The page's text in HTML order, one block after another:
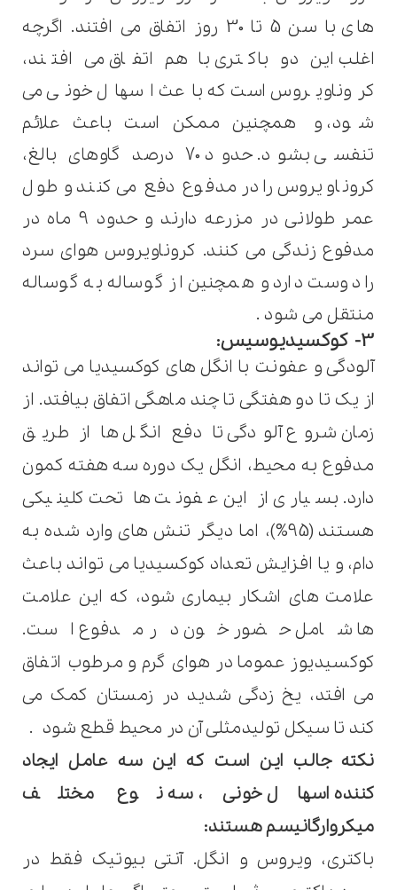
های با سن 5 تا 30 روز اتفاق می افتند. اگرچه
اغلب این دو باکتری با هم اتفاق می افتند،
کروناویروس است که باعث اسهال خونی می
شود، و
همچنین ممکن است باعث علائم
تنفسی بشود. حدود 70 درصد گاوهای بالغ،
کروناویروس را در مدفوع دفع می کنند و طول
عمر طولانی در مزرعه دارند و حدود 9 ماه در
مدفوع زندگی می کنند. کروناویروس هوای سرد
را دوست دارد و همچنین از گوساله به گوساله
منتقل می شود .
3- کوکسیدیوسیس :
آلودگی و عفونت با انگل های کوکسیدیا می تواند
از یک تا دو هفتگی تا چند ماهگی اتفاق بیافتد. از
زمان شروع آلودگی تا دفع انگل ها از طریق
مدفوع به محیط، انگل یک دوره سه هفته کمون
دارد. بسیاری از این عفونت ها تحت کلینیکی
هستند (95%)، اما دیگر تنش های وارد شده به
دام، و یا افزایش تعداد کوکسیدیا می تواند باعث
علامت های اشکار بیماری شود، که این علامت
ها شامل حضور خون در مدفوع است.
کوکسیدیوز عموما در هوای گرم و مرطوب اتفاق
می افتد، یخ زدگی شدید در زمستان کمک می
کند تا سیکل تولیدمثلی آن در محیط قطع شود .
نکته جالب این است که این سه عامل ایجاد
کننده اسهال خونی، سه نوع مختلف
میکروارگانیسم هستند:
باکتری، ویروس و انگل. آنتی بیوتیک فقط در